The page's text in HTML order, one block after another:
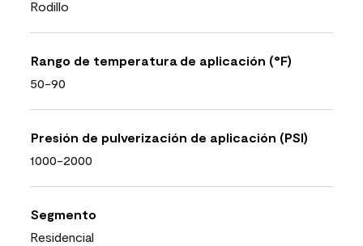
Rodillo
Rango de temperatura de aplicación (°F)
50-90
Presión de pulverización de aplicación (PSI)
1000-2000
Segmento
Residencial